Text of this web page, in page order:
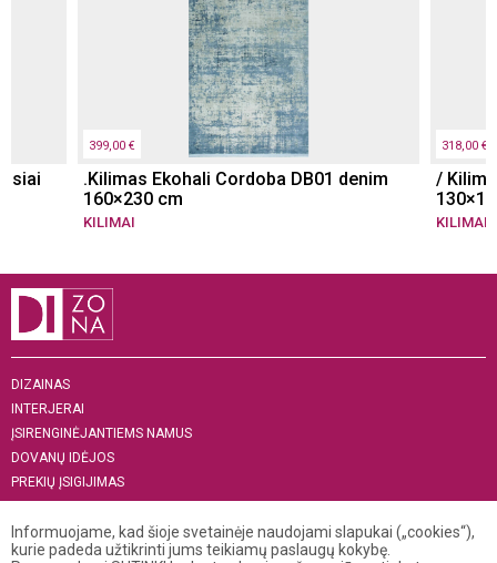
399,00 €
.Kilimas Ekohali Cordoba DB01 denim
160×230 cm
KILIMAI
318,00 €
/
KILIMAI
DIZAINAS
INTERJERAI
ĮSIRENGINĖJANTIEMS NAMUS
DOVANŲ IDĖJOS
PREKIŲ ĮSIGIJIMAS
APIE MUS
„MENAS INTERJERUI 2019“
Informuojame, kad šioje svetainėje naudojami slapukai („cookies“),
kurie padeda užtikrinti jums teikiamų paslaugų kokybę.